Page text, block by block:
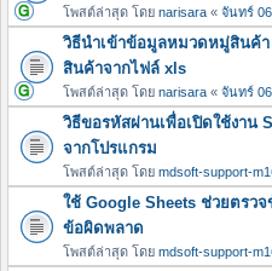
โพสต์ล่าสุด โดย narisara « จันทร์
วิธีนำเข้าข้อมูลหมวดหมู่สินค้
สินค้าจากไฟล์ xls
โพสต์ล่าสุด โดย narisara « จันทร์
วิธีขอรหัสผ่านเพื่อเปิดใช้งาน
จากโปรแกรม
โพสต์ล่าสุด โดย mdsoft-support-
ใช้ Google Sheets ช่วยตรว
ข้อผิดพลาด
โพสต์ล่าสุด โดย mdsoft-support-